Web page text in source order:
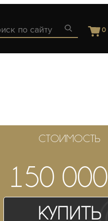
0
СТОИМОСТЬ
150 000
Купить